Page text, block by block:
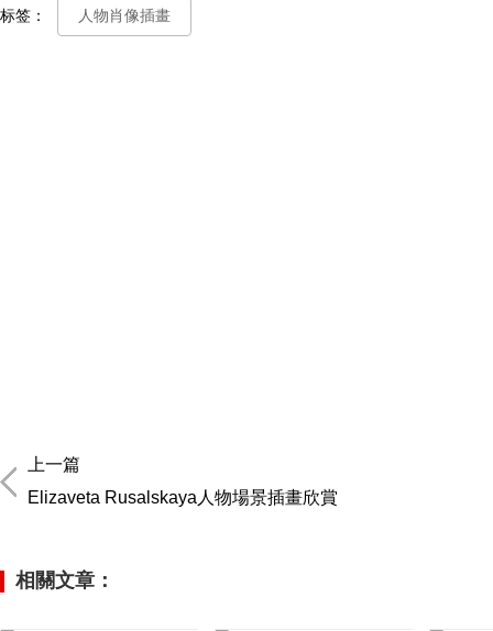
标签： 人物肖像插畫
上一篇
Elizaveta Rusalskaya人物場景插畫欣賞
相關文章：